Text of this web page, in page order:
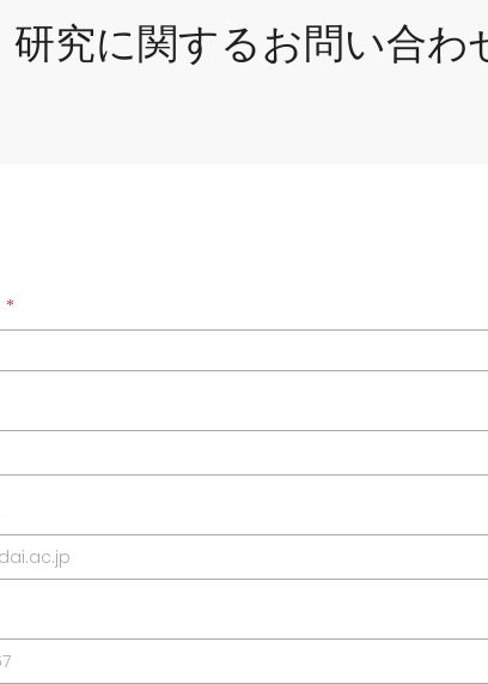
研究に関するお問い合わ
*